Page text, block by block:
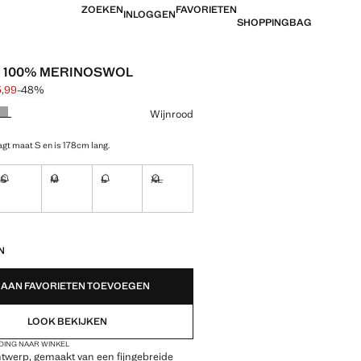
ZOEKENINLOGGENFAVORIETEN
SHOPPINGBAG
100% MERINOSWOL
prijs doorgehaald [€ 49,99 ]
25,99 ]
-48%
Wijnrood
maat S en is 178cm lang.
S M L XL
AAN FAVORIETEN TOEVOEGEN
LOOK BEKIJKEN
NAAR WINKEL
gemaakt van een fijngebreide